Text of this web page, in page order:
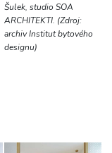
Šulek, studio SOA
ARCHITEKTI. (Zdroj:
archiv Institut bytového
designu)